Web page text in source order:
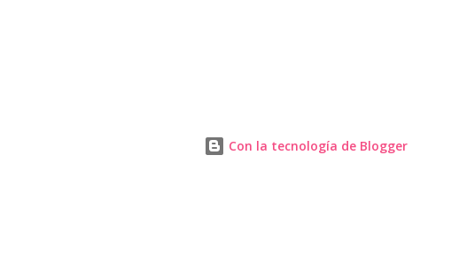
Con la tecnología de Blogger